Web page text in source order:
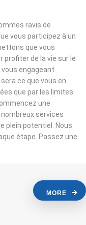
ravis de
vous participez à un
que vous
de la vie sur le
engageant
ce que vous en
que par les limites
une
services
plein potentiel. Nous
étape. Passez une
MORE